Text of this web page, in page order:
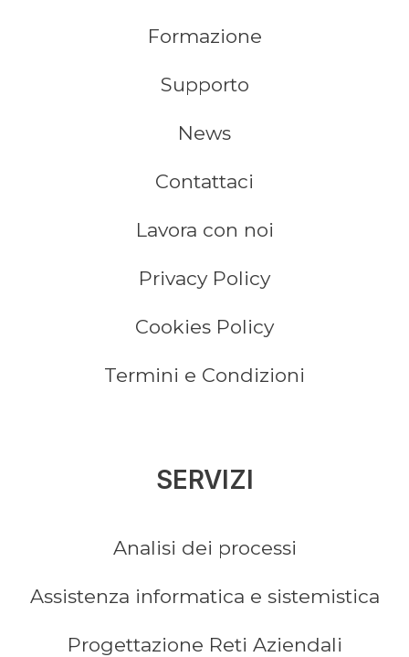
Formazione
Supporto
News
Contattaci
Lavora con noi
Privacy Policy
Cookies Policy
Termini e Condizioni
SERVIZI
Analisi dei processi
Assistenza informatica e sistemistica
Progettazione Reti Aziendali